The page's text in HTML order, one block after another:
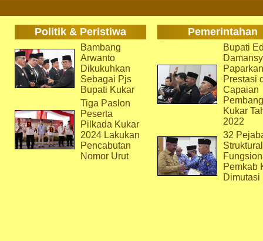
Politik & Peristiwa Pemerintahan
Bambang
Arwanto
Dikukuhkan
Sebagai Pjs
Bupati Kukar
Tiga Paslon
Peserta
Pilkada Kukar
2024 Lakukan
Pencabutan
Nomor Urut
Bupati
Paparkan
Prestasi
Capaian
Kukar
2022
32
Pemkab
Dimutasi